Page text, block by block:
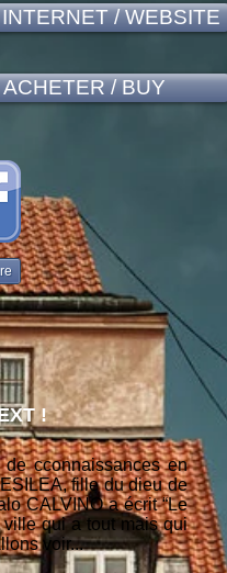
/ WEBSITE
ACHETER / BUY
!
cconnaissances en
fille du dieu de
CALVINO a écrit “Le
ville qui a tout mais qui
voir...